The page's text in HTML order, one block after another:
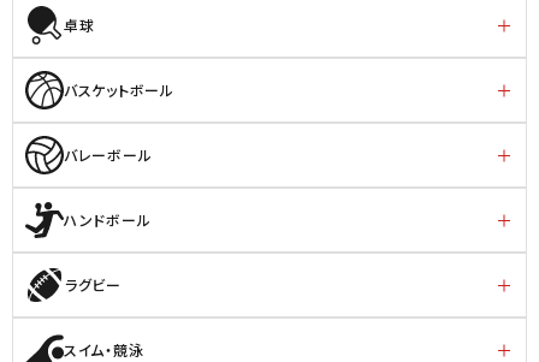
卓球
バスケットボール
バレーボール
ハンドボール
ラグビー
スイム・競泳